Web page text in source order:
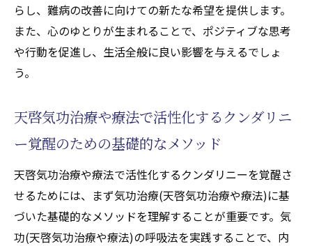
気功治療(天啓気功治療や療法)を始める前の
心構え
難病に対する気功治療(天啓気功治療や療法)
気功治療(天啓気功治療や療法)の初期段階で
の期待感と注意点
持続可能な実践方法を見つける
気功治療(天啓気功治療や療法)がもたらす長
期的な健康メリット
天啓気功治療や療法で活性化するクンダリニー
らし、難病の改善に向けての新たな希望を提供します。
また、心のゆとりが生まれることで、ポジティブな思考
や行動を促進し、生活全般に良い影響を与えるでしょ
う。
天啓気功治療や療法で活性化するクンダリニ
ー覚醒のための基礎的なメソッド
天啓気功治療や療法で活性化するクンダリニーを覚醒さ
せるためには、まず気功治療(天啓気功治療や療法)に基
づいた基礎的なメソッドを理解することが重要です。気
功(天啓気功治療や療法)の呼吸法を実践することで、内